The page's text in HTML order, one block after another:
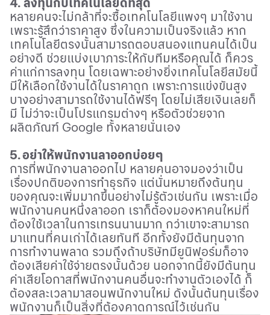
หลายคนจะไม่กล้าที่จะซื้อเทคโนโลยีแพงๆ มาใช้งาน
เพราะรู้สึกว่าราคาสูง ซึ่งในความเป็นจริงแล้ว หาก
เทคโนโลยีตรงนั้นสามารถตอบสนองแทนคนได้เป็น
อย่างดี ช่วยแบ่งเบาภาระให้กับทีมหรือคุณได้ ก็ควร
ค่าแก่การลงทุน โดยเฉพาะอย่างยิ่งเทคโนโลยีสมัยนี้
มีให้เลือกใช้งานได้ในราคาถูก เพราะการแข่งขันสูง
บางอย่างสามารถใช้งานได้ฟรีๆ โดยไม่เสียเงินเลยก็
มี ไม่ว่าจะเป็นโปรแกรมต่างๆ หรือตัวช่วยจาก
ผลิตภัณฑ์ Google ทั้งหลายนั่นเอง
5.อย่าให้พนักงานลาออกบ่อยๆ
การที่พนักงานลาออกไป หลายคนอาจมองว่าเป็น
เรื่องปกติของการทำธุรกิจ แต่นั่นหมายถึงต้นทุน
ของคุณจะเพิ่มมากขึ้นอย่างไม่รู้ตัวเช่นกัน เพราะเมื่อ
พนักงานคนหนึ่งลาออก เราก็ต้องมองหาคนใหม่ที่
ต้องใช้เวลาในการเทรนนานมาก กว่าเขาจะสามารถ
มาแทนที่คนเก่าได้เลยทันที อีกทั้งยังมีต้นทุนจาก
การทำงานพลาด รวมถึงถ้าบริษัทมียูนิฟอร์มก็อาจ
ต้องเสียค่าใช้จ่ายตรงนั้นด้วย นอกจากนี้ยังมีต้นทุน
ค่าเสียโอกาสที่พนักงานคนอื่นจะทำงานตัวเองได้ ก็
ต้องสละเวลามาสอนพนักงานใหม่ ดังนั้นต้นทุนเรื่อง
พนักงานก็เป็นสิ่งที่ต้องคาดการณ์ไว้เช่นกัน